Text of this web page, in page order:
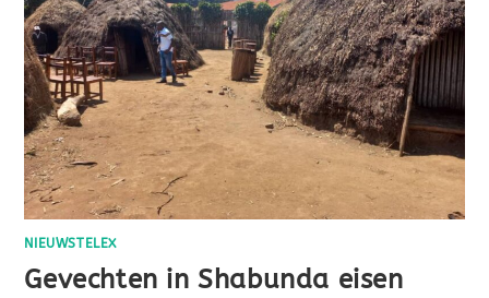
NIEUWSTELEX
Gevechten in Shabunda eisen